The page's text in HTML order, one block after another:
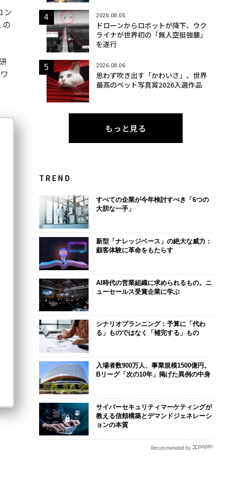
ン
2026.08.05
ドローンからロボットが降下、ウク
ライナが世界初の「無人空挺強襲」
を遂行
2026.08.06
思わず吹き出す「かわいさ」、世界
最高のペット写真賞2026入選作品
もっと見る
TREND
すべての企業が今年検討すべき「6つの
大胆な一手」
新型「ナレッジベース」の絶大な威力：
顧客体験に革命をもたらす
AI時代の営業組織に求められるもの。ニ
ューセールス受賞企業に学ぶ
シナリオプランニング：予算に「代わ
る」ものではなく「補完する」もの
入場者数900万人、事業規模1500億円。
Bリーグ「次の10年」掲げた異例の中身
サイバーセキュリティマーケティングが
教える信頼構築とデマンドジェネレーシ
ョンの本質
Recommended by